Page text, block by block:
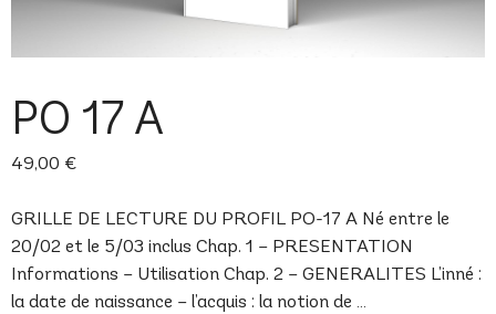
PO 17 A
49,00 €
GRILLE DE LECTURE DU PROFIL PO-17 A Né entre le
20/02 et le 5/03 inclus Chap. 1 – PRESENTATION
Informations – Utilisation Chap. 2 – GENERALITES L’inné :
la date de naissance – l’acquis : la notion de …